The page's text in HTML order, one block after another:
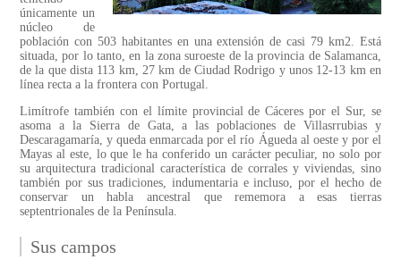
únicamente un
núcleo de
población con 503 habitantes en una extensión de casi 79 km2. Está
situada, por lo tanto, en la zona suroeste de la provincia de Salamanca,
de la que dista 113 km, 27 km de Ciudad Rodrigo y unos 12-13 km en
línea recta a la frontera con Portugal.
Limítrofe también con el límite provincial de Cáceres por el Sur, se
asoma a la Sierra de Gata, a las poblaciones de Villasrrubias y
Descaragamaría, y queda enmarcada por el río Águeda al oeste y por el
Mayas al este, lo que le ha conferido un carácter peculiar, no solo por
su arquitectura tradicional característica de corrales y viviendas, sino
también por sus tradiciones, indumentaria e incluso, por el hecho de
conservar un habla ancestral que rememora a esas tierras
septentrionales de la Península.
Sus campos